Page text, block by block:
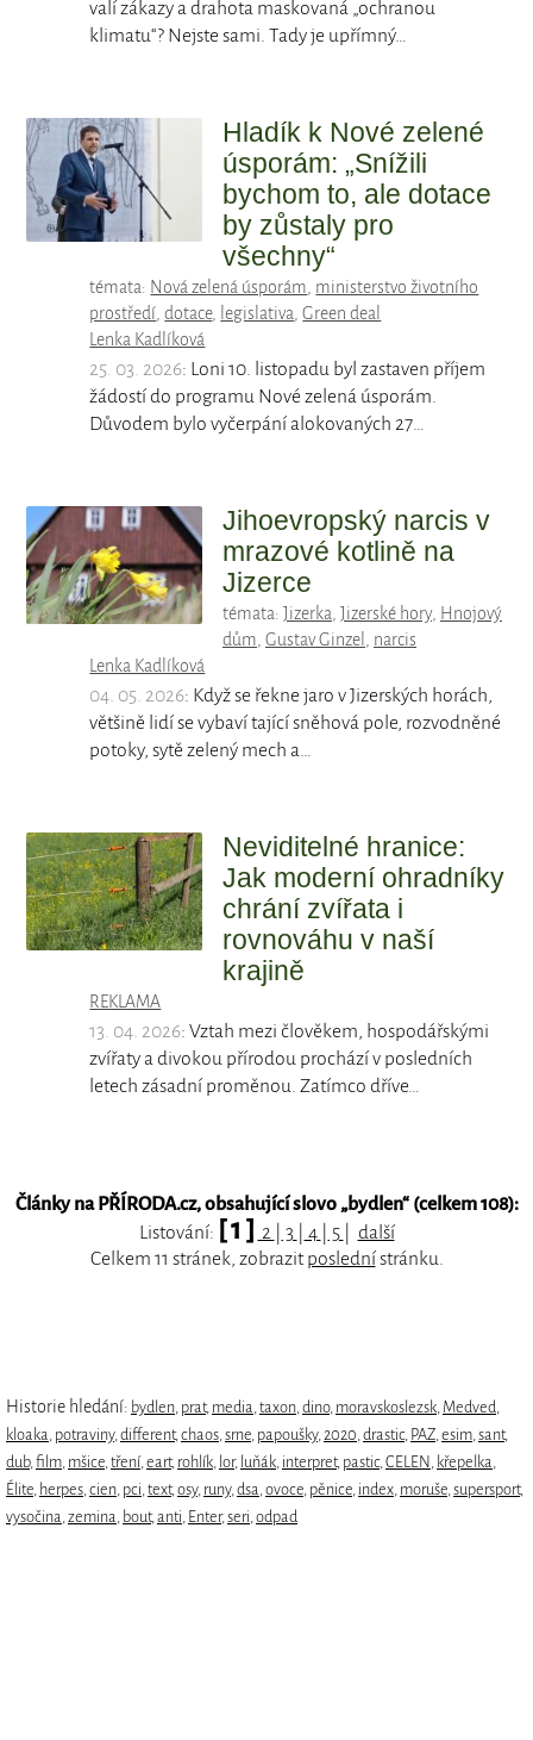
valí zákazy a drahota maskovaná „ochranou
klimatu“? Nejste sami. Tady je upřímný…
Hladík k Nové zelené
úsporám: „Snížili
bychom to, ale dotace
by zůstaly pro
všechny“
témata: Nová zelená úsporám, ministerstvo životního
prostředí,dotace, legislativa,Green deal
Lenka Kadlíková
25. 03. 2026: Loni 10. listopadu byl zastaven příjem
žádostí do programu Nové zelená úsporám.
Důvodem bylo vyčerpání alokovaných 27…
Jihoevropský narcis v
mrazové kotlině na
Jizerce
témata: Jizerka, Jizerské hory, Hnojový
dům, Gustav Ginzel , narcis
Lenka Kadlíková
04. 05. 2026: Když se řekne jaro v Jizerských horách,
většině lidí se vybaví tající sněhová pole, rozvodněné
potoky, sytě zelený mech a…
Neviditelné hranice:
Jak moderní ohradníky
chrání zvířata i
rovnováhu v naší
krajině
REKLAMA
13. 04. 2026: Vztah mezi člověkem, hospodářskými
zvířaty a divokou přírodou prochází v posledních
letech zásadní proměnou. Zatímco dříve…
Články na PŘÍRODA.cz, obsahující slovo „bydlen“ (celkem 108):
Listování: [ 1 ] 2 3 4 5
další
Celkem 11 stránek, zobrazitposlednístránku.
Historie hledání: bydlen, prat, media,taxon,dino, moravskoslezsk, Medved,
kloaka, potraviny,different,chaos,srne, papoušky,2020,drastic, PAZ,esim,sant,
dub,film, mšice,tření,eart, rohlík, lor, luňák, interpret, pastic,CELEN , křepelka,
Élite, herpes,cien, pci,text,osy, runy,dsa,ovoce, pěnice, index, moruše,supersport,
vysočina,zemina, bout,anti, Enter,seri,odpad